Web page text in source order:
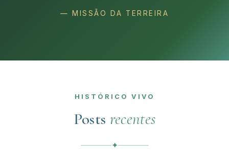
— MISSÃO DA TERREIRA
HISTÓRICO VIVO
Posts recentes
✦